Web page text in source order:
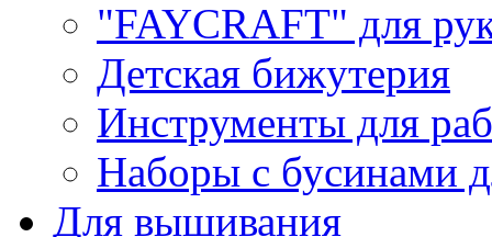
"FAYCRAFT" для
Детская бижутерия
Инструменты для
Наборы с бусинами
Для вышивания